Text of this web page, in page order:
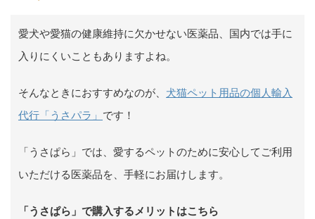
愛犬や愛猫の健康維持に欠かせない医薬品、国内では手に
入りにくいこともありますよね。
そんなときにおすすめなのが、 犬猫ペット用品の個人輸入
代行「うさパラ」 です！
「うさぱら」では、愛するペットのために安心してご利用
いただける医薬品を、手軽にお届けします。
「うさぱら」で購入するメリットはこちら